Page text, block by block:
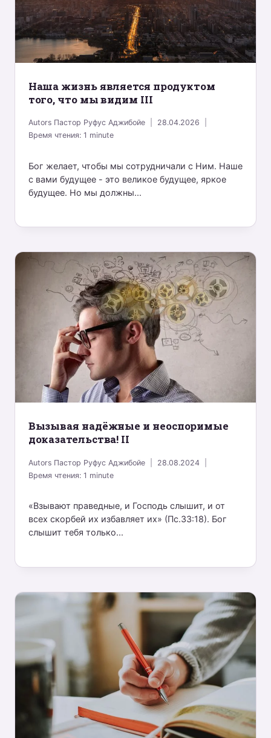
Наша жизнь является продуктом
того, что мы видим III
Autors Пастор Руфус Аджибойе
28.04.2026
Время чтения:1 minute
Бог желает, чтобы мы сотрудничали с Ним. Наше
с вами будущее - это великое будущее, яркое
будущее. Но мы должны...
Вызывая надёжные и неоспоримые
доказательства! II
Autors Пастор Руфус Аджибойе
28.08.2024
Время чтения:1 minute
«Взывают праведные, и Господь слышит, и от
всех скорбей их избавляет их» (Пс.33:18). Бог
слышит тебя только...